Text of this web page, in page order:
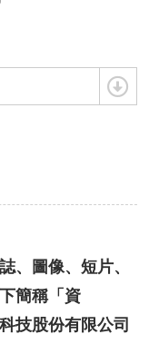
、圖像、短片、
簡稱「資
技股份有限公司